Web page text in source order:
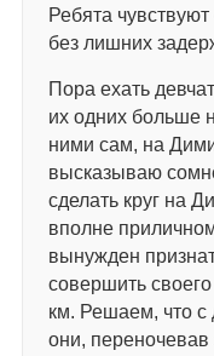
Ребята
без лишних
Пора ехать
их одних больше
ними сам, на
высказываю
сделать круг на
вполне
вынужден
совершить
км. Решаем, что с
они, переночевав